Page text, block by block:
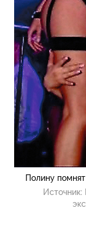
Полину
Источник: